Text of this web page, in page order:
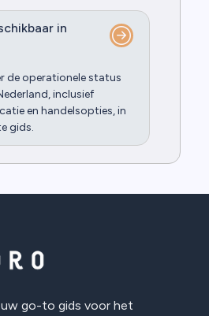
in
de operationele status
inclusief
en handelsopties, in
gids.
go-to gids voor het